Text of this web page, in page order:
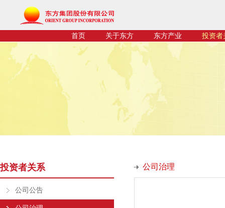
首页 关于东方 东方产业 投资者
投资者关系
公司公告
公司治理